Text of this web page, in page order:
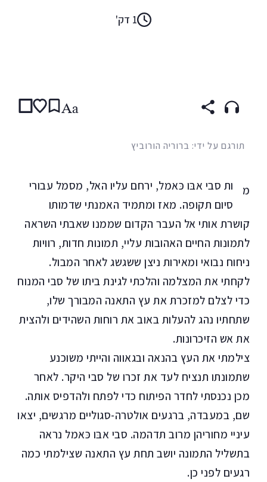
1 דק'
Aa
תורגם על ידי: ברוריה הורוביץ
מ
ות סבי אבּו כּאמל, ירחם עליו האל, מסמל עבורי
סיום תקופה. מאז ומתמיד האמנתי שדמותו
קושרת אותי אל העבר הקדום שממנו שאבתי השראה
לתמונות החיים האהובות עליי, תמונות חדות, רוויות
ניחוח נבואי ומאירות ניצן ששגשג לאחר המבול.
לקחתי את המצלמה והלכתי לגינת ביתו של סבי המנוח
כדי לצלם למזכרת את עץ התאנה המבורך שלו,
שתחתיו נהג להעלות באוב את רוחות השהידים ולהצית
את אש הזיכרונות.
צילמתי את העץ בהנאה ובגאווה והייתי משוכנע
שתמונתו תנציח לעד את זכרו של סבי היקר. לאחר
מכן נכנסתי לחדר הפיתוח כדי לפתח ולהדפיס אותה.
שם, במעבדה, ברגעים אולטרה-סגוליים מרגשים, יצאו
עיניי מחוריהן מרוב תדהמה. סבי אבּו כּאמל נראה
בתשליל התמונה יושב תחת עץ התאנה שצילמתי כמה
רגעים לפני כן.